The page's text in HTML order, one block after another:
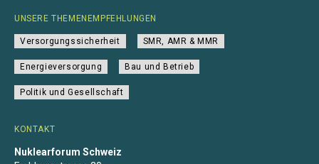
KONTAKT
Nuklearforum Schweiz
UNSERE THEMENEMPFEHLUNGEN
Versorgungssicherheit SMR, AMR & MMR
Energieversorgung Bau und Betrieb
Politik und Gesellschaft